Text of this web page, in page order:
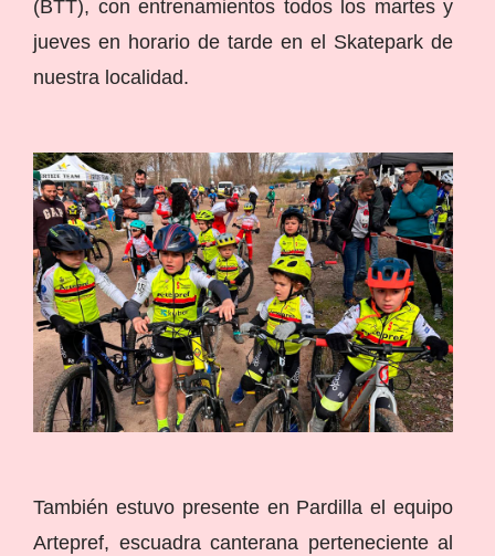
(BTT), con entrenamientos todos los martes y
jueves en horario de tarde en el Skatepark de
nuestra localidad.
También estuvo presente en Pardilla el equipo
Artepref, escuadra canterana perteneciente al